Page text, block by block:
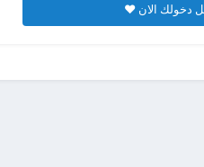
دخولك الان ♥